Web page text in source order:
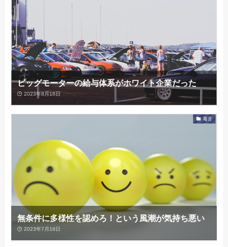
ビッグモーターの給与体系がホワイト企業だった
2023年8月16日
毒舌
無条件に多様性を認めろ！という風潮が気持ち悪い
2023年7月18日